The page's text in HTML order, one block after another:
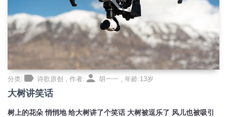
分类: label 诗歌原创 , 作者: person 胡一一 , 年龄:13岁
大树讲笑话
树上的花朵 悄悄地 给大树讲了个笑话 大树被逗乐了 风儿也被吸引